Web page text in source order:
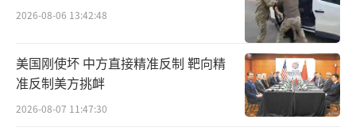
2026-08-06 13:42:48
美国刚使坏 中方直接精准反制 靶向精
准反制美方挑衅
2026-08-07 11:47:30